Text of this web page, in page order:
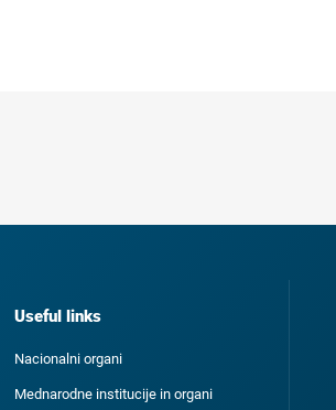
Useful links
Nacionalni organi
Mednarodne institucije in organi